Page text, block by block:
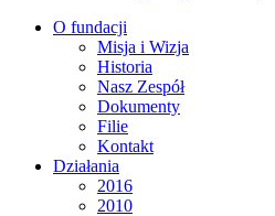
O fundacji
Misja i Wizja
Historia
Nasz Zespół
Dokumenty
Filie
Kontakt
Działania
2016
2010